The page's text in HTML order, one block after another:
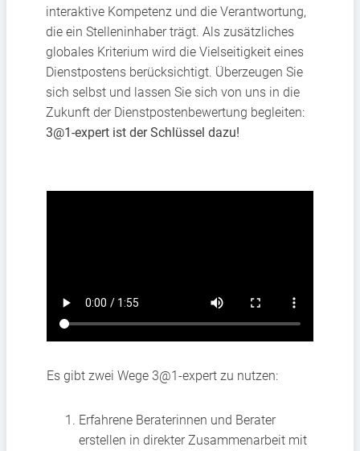
interaktive Kompetenz und die Verantwortung,
die ein Stelleninhaber trägt. Als zusätzliches
globales Kriterium wird die Vielseitigkeit eines
Dienstpostens berücksichtigt. Überzeugen Sie
sich selbst und lassen Sie sich von uns in die
Zukunft der Dienstpostenbewertung begleiten:
3@1‑expert ist der Schlüssel dazu!
Es gibt zwei Wege 3@1-expert zu nutzen:
Erfahrene Beraterinnen und Berater
erstellen in direkter Zusammenarbeit mit